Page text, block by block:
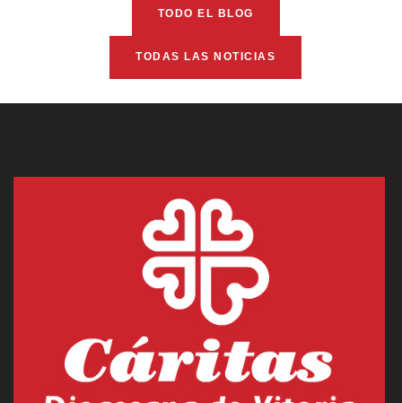
TODO EL BLOG
TODAS LAS NOTICIAS